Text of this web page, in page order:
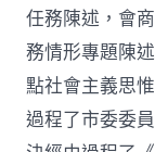
任務陳述，會
務情形專題陳
點社會主義思
過程了市委委